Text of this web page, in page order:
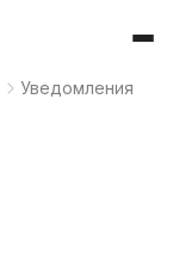
Уведомления